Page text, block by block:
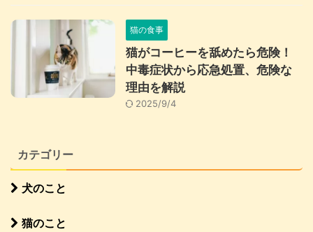
猫の食事
猫がコーヒーを舐めたら危険！
中毒症状から応急処置、危険な
理由を解説
2025/9/4
カテゴリー
犬のこと
猫のこと